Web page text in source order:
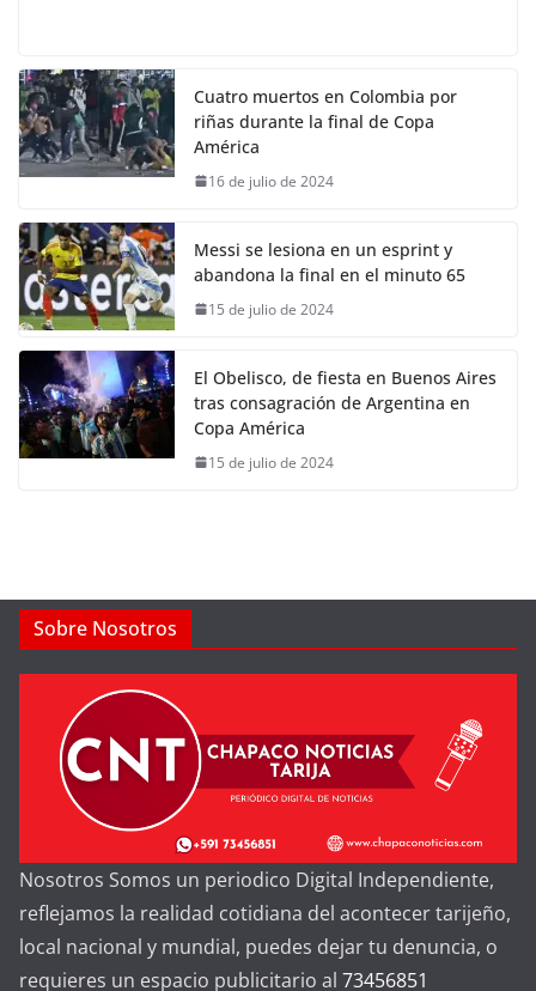
Cuatro muertos en Colombia por
riñas durante la final de Copa
América
16 de julio de 2024
Messi se lesiona en un esprint y
abandona la final en el minuto 65
15 de julio de 2024
El Obelisco, de fiesta en Buenos Aires
tras consagración de Argentina en
Copa América
15 de julio de 2024
Sobre Nosotros
Nosotros Somos un periodico Digital Independiente,
reflejamos la realidad cotidiana del acontecer tarijeño,
local nacional y mundial, puedes dejar tu denuncia, o
requieres un espacio publicitario al 73456851